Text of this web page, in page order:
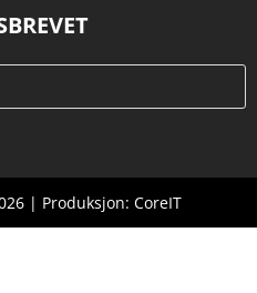
| Produksjon: CoreIT